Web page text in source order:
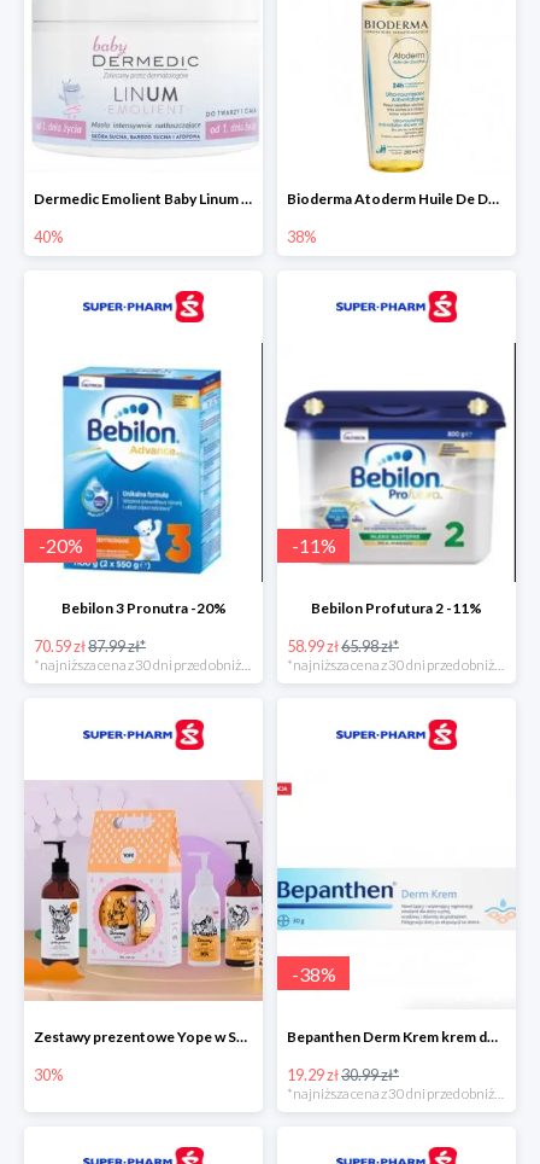
Dermedic Emolient Baby Linum 225 g
40%
Bioderma Atoderm Huile De Douche - nawilżający olejek do kąpieli i pod prysznic
38%
-20%
Bebilon 3 Pronutra -20%
70.59 zł87.99 zł*
*najniższa cena z 30 dni przed obniżką
-11%
Bebilon Profutura 2 -11%
58.99 zł65.98 zł*
*najniższa cena z 30 dni przed obniżką
Zestawy prezentowe Yope w Super-Pharm do -30%
30%
-38%
Bepanthen Derm Krem krem do ciała
19.29 zł30.99 zł*